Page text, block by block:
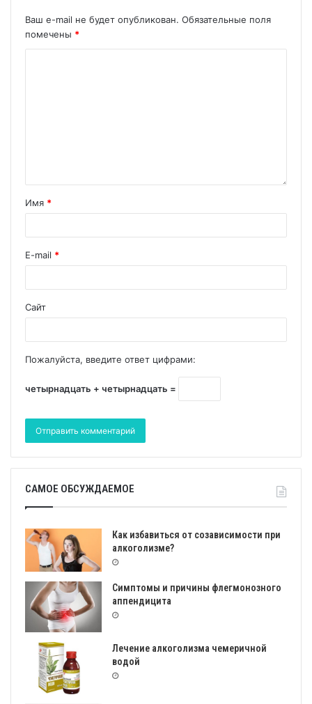
Ваш e-mail не будет опубликован. Обязательные поля
помечены *
Имя *
E-mail *
Сайт
Пожалуйста, введите ответ цифрами:
четырнадцать + четырнадцать =
САМОЕ ОБСУЖДАЕМОЕ
Как избавиться от созависимости при
алкоголизме?
Симптомы и причины флегмонозного
аппендицита
Лечение алкоголизма чемеричной
водой